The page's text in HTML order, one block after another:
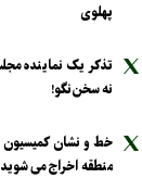
پهلوی
تذکر یک نماینده
نه سخن‌نگو!
خط و نشان کمیسیون
منطقه اخراج می شوید